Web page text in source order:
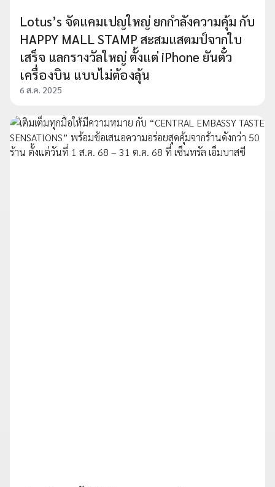
Lotus’s จัดแคมเปญใหญ่ ยกกำลังความคุ้ม กับ
HAPPY MALL STAMP สะสมแสตมป์จากใบ
เสร็จ แลกรางวัลใหญ่ ตั้งแต่ iPhone ยันตั๋ว
เครื่องบิน แบบไม่ต้องลุ้น
6 ส.ค. 2025